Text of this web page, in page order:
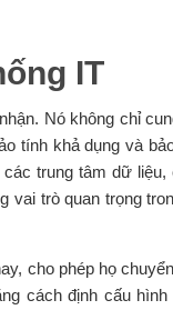
IT
Nó không chỉ
tính khả dụng và
trung tâm dữ liệu,
vai trò quan trọng
cho phép họ
cách định cấu